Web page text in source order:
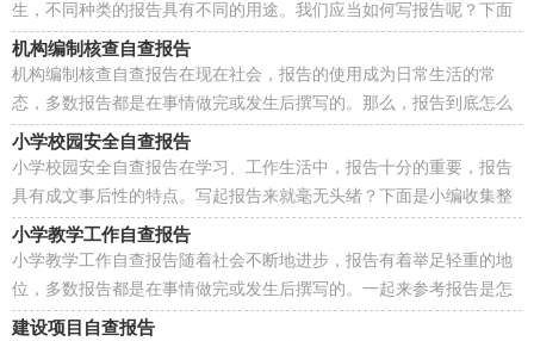
生，不同种类的报告具有不同的用途。我们应当如何写报告呢？下面
是小编精心整理的中学卫生自查报告，欢迎阅读与收藏。...
机构编制核查自查报告
机构编制核查自查报告在现在社会，报告的使用成为日常生活的常
态，多数报告都是在事情做完或发生后撰写的。那么，报告到底怎么
写才合适呢？下面是小编收集整理的机构编制核查自查报...
小学校园安全自查报告
小学校园安全自查报告在学习、工作生活中，报告十分的重要，报告
具有成文事后性的特点。写起报告来就毫无头绪？下面是小编收集整
理的小学校园安全自查报告，仅供参考，欢迎大家阅读。...
小学教学工作自查报告
小学教学工作自查报告随着社会不断地进步，报告有着举足轻重的地
位，多数报告都是在事情做完或发生后撰写的。一起来参考报告是怎
么写的吧，以下是小编为大家整理的小学教学工作自...
建设项目自查报告